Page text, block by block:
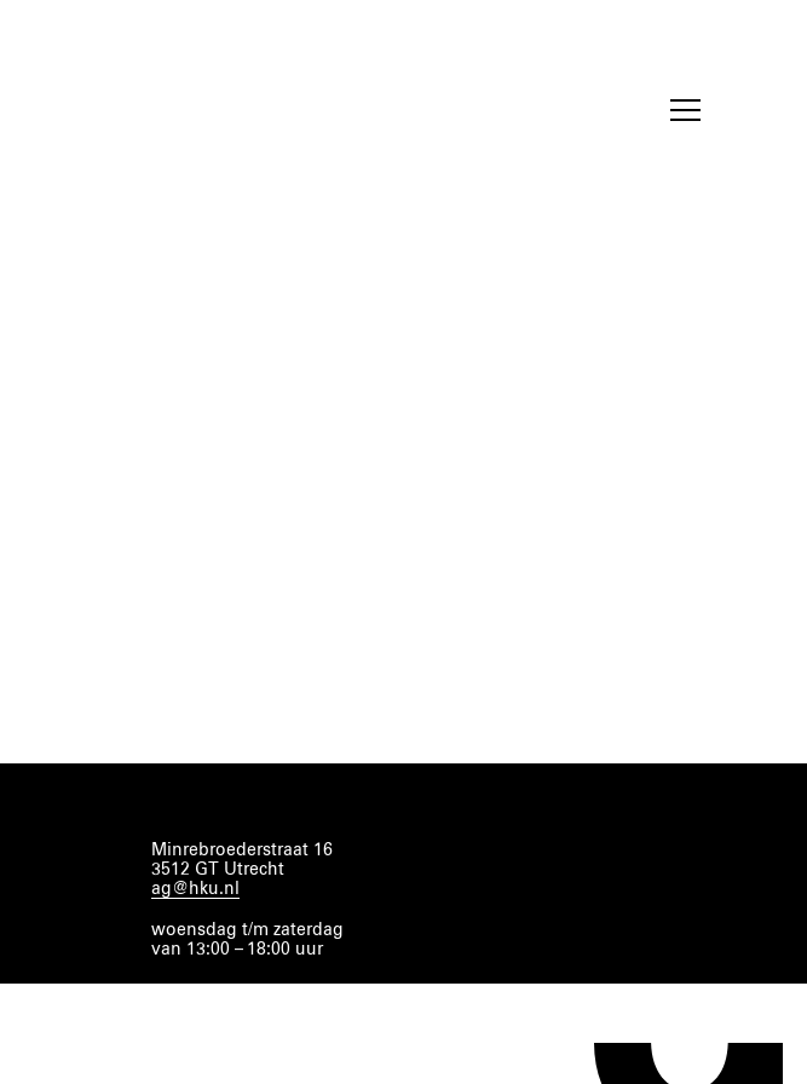
Minrebroederstraat 16
3512 GT Utrecht
ag@hku.nl
woensdag t/m zaterdag
van 13:00 – 18:00 uur